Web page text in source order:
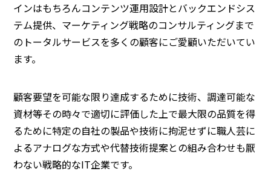
インはもちろんコンテンツ運用設計とバックエンドシス
テム提供、マーケティング戦略のコンサルティングまで
のトータルサービスを多くの顧客にご愛顧いただいてい
ます。
顧客要望を可能な限り達成するために技術、調達可能な
資材等その時々で適切に評価した上で最大限の品質を得
るために特定の自社の製品や技術に拘泥せずに職人芸に
よるアナログな方式や代替技術提案との組み合わせも厭
わない戦略的なIT企業です。